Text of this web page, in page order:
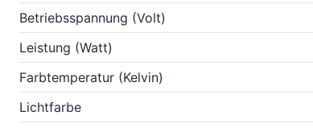
Betriebsspannung (Volt)
Leistung (Watt)
Farbtemperatur (Kelvin)
Lichtfarbe